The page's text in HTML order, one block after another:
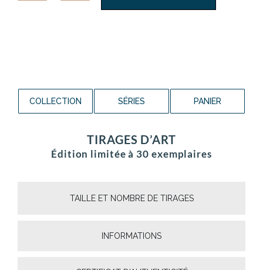
COLLECTION SÉRIES PANIER
TIRAGES D’ART
Édition limitée à 30 exemplaires
TAILLE ET NOMBRE DE TIRAGES
INFORMATIONS